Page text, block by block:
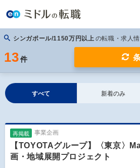
シンガポール/1150万円以上 の転職・求人
13 件
すべて 新着のみ
再掲載 事業企画
【TOYOTAグループ】〈東京〉
画・地域展開プロジェクト